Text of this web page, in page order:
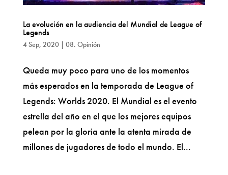
La evolución en la audiencia del Mundial de League of
Legends
4 Sep, 2020| 08. Opinión
Queda muy poco para uno de los momentos
más esperados en la temporada de League of
Legends: Worlds 2020. El Mundial es el evento
estrella del año en el que los mejores equipos
pelean por la gloria ante la atenta mirada de
millones de jugadores de todo el mundo. El...